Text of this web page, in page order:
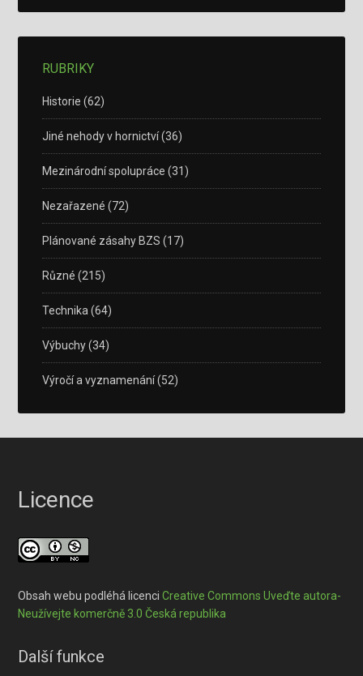
RUBRIKY
Historie (62)
Jiné nehody v hornictví(36)
Mezinárodní spolupráce (31)
Nezařazené (72)
Plánované zásahy BZS (17)
Různé (215)
Technika (64)
Výbuchy(34)
Výročí a vyznamenání(52)
Licence
Obsah webu podléhá licenciCreative Commons Uveďte autora-
Neužívejte komerčně 3.0 Česká republika
Další funkce